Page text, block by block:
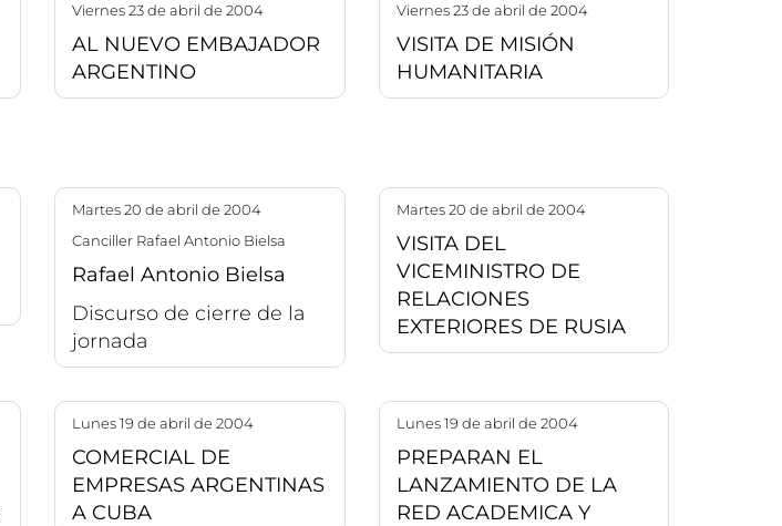
viernes 23 de abril de 2004
AL NUEVO EMBAJADOR
ARGENTINO
viernes 23 de abril de 2004
VISITA DE MISIÓN
HUMANITARIA
martes 20 de abril de 2004
Canciller Rafael Antonio Bielsa
Rafael Antonio Bielsa
Discurso de cierre de la
jornada
martes 20 de abril de 2004
VISITA DEL
VICEMINISTRO DE
RELACIONES
EXTERIORES DE RUSIA
lunes 19 de abril de 2004
COMERCIAL DE
EMPRESAS ARGENTINAS
A CUBA
lunes 19 de abril de 2004
PREPARAN EL
LANZAMIENTO DE LA
RED ACADEMICA Y